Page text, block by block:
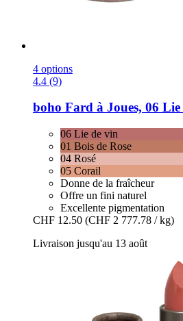
4 options
4.4 (9)
boho Fard à Joues, 06
06 Lie de vin
01 Bois de Rose
04 Rosé
05 Corail
Donne de la fraîcheur
Offre un fini naturel
Excellente pigmentation
CHF 12.50 (CHF 2 777.78 / kg)
Livraison jusqu'au 13 août